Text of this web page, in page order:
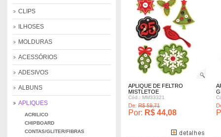
CLIPS
ILHOSES
MOLDURAS
ACESSÓRIOS
ADESIVOS
ALBUNS
APLIQUES
ACRILICO
CHIPBOARD
CONTAS/GLITER/FIBRAS
APLIQUE DE FELTRO
MISTLETOE
Cód.: MM33321
De: R$ 59,71
Por: R$ 44,08